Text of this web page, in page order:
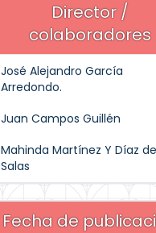
Director /
colaboradores
José Alejandro García
Arredondo.
Juan Campos Guillén
Mahinda Martínez Y Díaz de
Salas
Fecha de